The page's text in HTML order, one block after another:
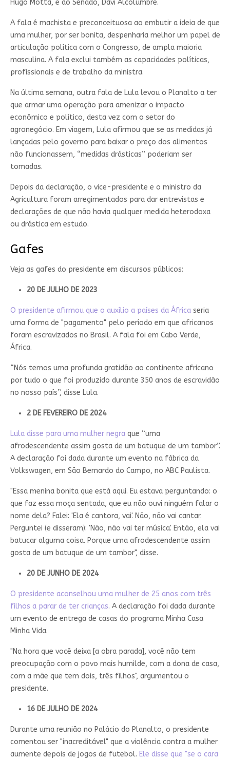
Hugo Motta, e do Senado, Davi Alcolumbre.
A fala é machista e preconceituosa ao embutir a ideia de que
uma mulher, por ser bonita, despenharia melhor um papel de
articulação política com o Congresso, de ampla maioria
masculina. A fala exclui também as capacidades políticas,
profissionais e de trabalho da ministra.
Na última semana, outra fala de Lula levou o Planalto a ter
que armar uma operação para amenizar o impacto
econômico e político, desta vez com o setor do
agronegócio. Em viagem, Lula afirmou que se as medidas já
lançadas pelo governo para baixar o preço dos alimentos
não funcionassem, “medidas drásticas” poderiam ser
tomadas.
Depois da declaração, o vice-presidente e o ministro da
Agricultura foram arregimentados para dar entrevistas e
declarações de que não havia qualquer medida heterodoxa
ou drástica em estudo.
Gafes
Veja as gafes do presidente em discursos públicos:
20 DE JULHO DE 2023
O presidente afirmou que o auxílio a países da Áfricaseria
uma forma de "pagamento" pelo período em que africanos
foram escravizados no Brasil. A fala foi em Cabo Verde,
África.
“Nós temos uma profunda gratidão ao continente africano
por tudo o que foi produzido durante 350 anos de escravidão
no nosso país”, disse Lula.
2 DE FEVEREIRO DE 2024
Lula disse para uma mulher negraque “uma
afrodescendente assim gosta de um batuque de um tambor”.
A declaração foi dada durante um evento na fábrica da
Volkswagen, em São Bernardo do Campo, no ABC Paulista.
"Essa menina bonita que está aqui. Eu estava perguntando: o
que faz essa moça sentada, que eu não ouvi ninguém falar o
nome dela? Falei: 'Ela é cantora, vai'. Não, não vai cantar.
Perguntei (e disseram): 'Não, não vai ter música'. Então, ela vai
batucar alguma coisa. Porque uma afrodescendente assim
gosta de um batuque de um tambor", disse.
20 DE JUNHO DE 2024
O presidente aconselhou uma mulher de 25 anos com três
filhos a parar de ter crianças. A declaração foi dada durante
um evento de entrega de casas do programa Minha Casa
Minha Vida.
"Na hora que você deixa [a obra parada], você não tem
preocupação com o povo mais humilde, com a dona de casa,
com a mãe que tem dois, três filhos", argumentou o
presidente.
16 DE JULHO DE 2024
Durante uma reunião no Palácio do Planalto, o presidente
comentou ser "inacreditável" que a violência contra a mulher
aumente depois de jogos de futebol. Ele disse que "se o cara